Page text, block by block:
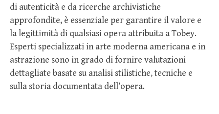
di autenticità e da ricerche archivistiche
approfondite, è essenziale per garantire il valore e
la legittimità di qualsiasi opera attribuita a Tobey.
Esperti specializzati in arte moderna americana e in
astrazione sono in grado di fornire valutazioni
dettagliate basate su analisi stilistiche, tecniche e
sulla storia documentata dell’opera.